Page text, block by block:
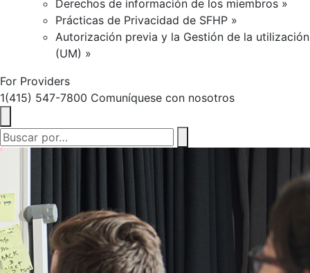
Derechos de información de los miembros »
Prácticas de Privacidad de SFHP »
Autorización previa y la Gestión de la utilización
(UM) »
For Providers
1(415) 547-7800 Comuníquese con nosotros